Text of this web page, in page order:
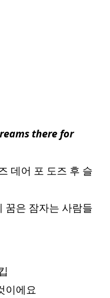
there for
데어 포 도즈 후 슬
꿈은 잠자는 사람들
이에요